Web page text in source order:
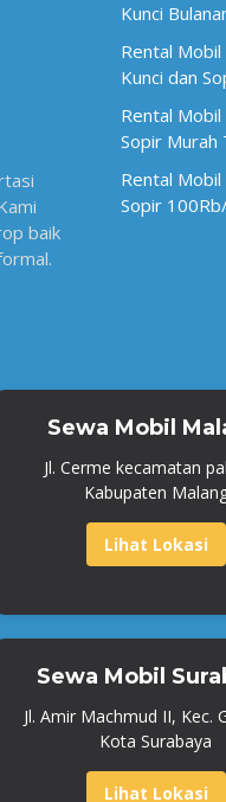
baik
Kunci
Rental
Kunci dan
Rental
Sopir Murah
Rental
Sopir
Sewa Mobil
Jl. Cerme kecamatan
Kabupaten
Lihat Lokasi
Sewa Mobil
Jl. Amir Machmud II, Kec.
Kota Surabaya
Lihat Lokasi